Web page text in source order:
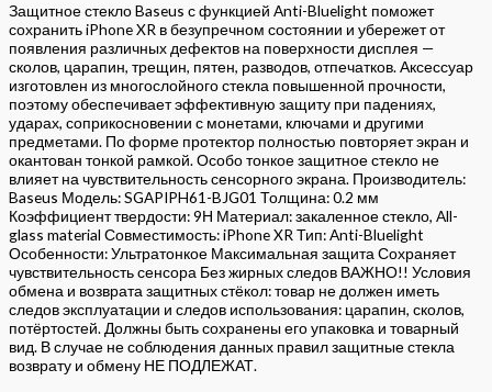
Защитное стекло Baseus с функцией Anti-Bluelight поможет
сохранить iPhone XR в безупречном состоянии и убережет от
появления различных дефектов на поверхности дисплея —
сколов, царапин, трещин, пятен, разводов, отпечатков. Аксессуар
изготовлен из многослойного стекла повышенной прочности,
поэтому обеспечивает эффективную защиту при падениях,
ударах, соприкосновении с монетами, ключами и другими
предметами. По форме протектор полностью повторяет экран и
окантован тонкой рамкой. Особо тонкое защитное стекло не
влияет на чувствительность сенсорного экрана. Производитель:
Baseus Модель: SGAPIPH61-BJG01 Толщина: 0.2 мм
Коэффициент твердости: 9Н Материал: закаленное стекло, All-
glass material Совместимость: iPhone XR Тип: Anti-Bluelight
Особенности: Ультратонкое Максимальная защита Сохраняет
чувствительность сенсора Без жирных следов ВАЖНО!! Условия
обмена и возврата защитных стёкол: товар не должен иметь
следов эксплуатации и следов использования: царапин, сколов,
потёртостей. Должны быть сохранены его упаковка и товарный
вид. В случае не соблюдения данных правил защитные стекла
возврату и обмену НЕ ПОДЛЕЖАТ.